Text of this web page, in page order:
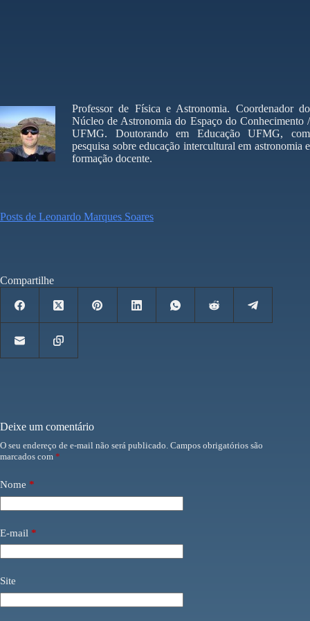
Professor de Física e Astronomia. Coordenador do
Núcleo de Astronomia do Espaço do Conhecimento /
UFMG. Doutorando em Educação UFMG, com
pesquisa sobre educação intercultural em astronomia e
formação docente.
Posts de Leonardo Marques Soares
Compartilhe
Deixe um comentário
O seu endereço de e-mail não será publicado. Campos obrigatórios são
marcados com *
Nome *
E-mail *
Site